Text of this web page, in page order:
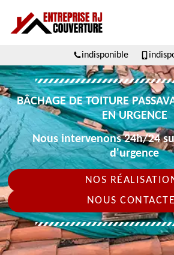
indisponible
BÂCHAGE DE TOITURE
EN URGENCE
Nous intervenons 24h/24
d'urgence
NOS
NOUS